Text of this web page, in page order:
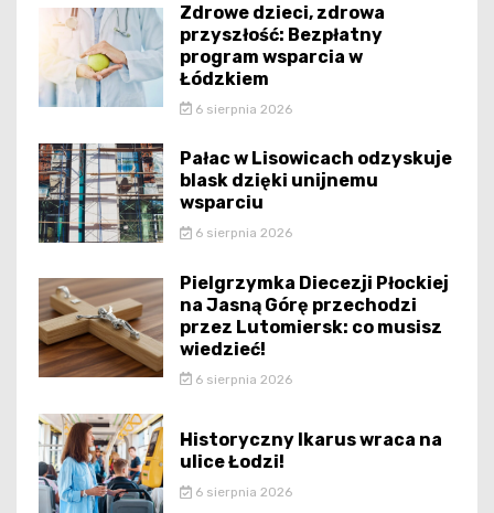
Zdrowe dzieci, zdrowa
przyszłość: Bezpłatny
program wsparcia w
Łódzkiem
6 sierpnia 2026
Pałac w Lisowicach odzyskuje
blask dzięki unijnemu
wsparciu
6 sierpnia 2026
Pielgrzymka Diecezji Płockiej
na Jasną Górę przechodzi
przez Lutomiersk: co musisz
wiedzieć!
6 sierpnia 2026
Historyczny Ikarus wraca na
ulice Łodzi!
6 sierpnia 2026